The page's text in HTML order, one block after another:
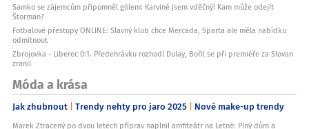
Samko se zájemcům připomněl gólem: Karviné jsem vděčný! Kam může odejít
Štorman?
Fotbalové přestupy ONLINE: Slavný klub chce Mercada, Sparta ale měla nabídku
odmítnout
Zbrojovka - Liberec 0:1. Předehrávku rozhodl Dulay, Bořil se při premiéře za Slovan
zranil
Móda a krása
Jak zhubnout Trendy nehty pro jaro 2025 Nové make-up trendy
Marek Ztracený po dvou letech příprav naplnil amfiteátr na Letné: Plný dům a